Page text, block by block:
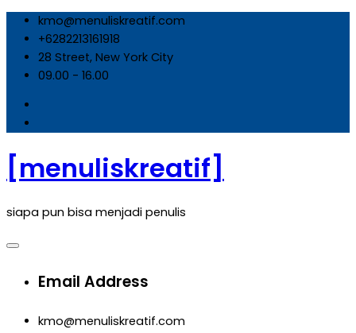
Skip
content
kmo@menuliskreatif.com
+6282213161918
28 Street, New York City
09.00 - 16.00
[menuliskreatif]
siapa pun bisa menjadi penulis
Email Address
kmo@menuliskreatif.com